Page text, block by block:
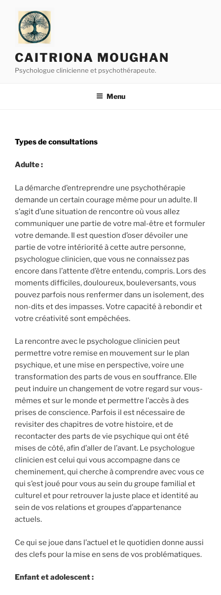
contenu
principal
CAITRIONA MOUGHAN
Psychologue clinicienne et psychothérapeute.
Menu
Types de consultations
Adulte :
La démarche d’entreprendre une psychothérapie
demande un certain courage même pour un adulte. Il
s’agit d’une situation de rencontre où vous allez
communiquer une partie de votre mal-être et formuler
votre demande. Il est question d’oser dévoiler une
partie de votre intériorité à cette autre personne,
psychologue clinicien, que vous ne connaissez pas
encore dans l’attente d’être entendu, compris. Lors des
moments difficiles, douloureux, bouleversants, vous
pouvez parfois nous renfermer dans un isolement, des
non-dits et des impasses. Votre capacité à rebondir et
votre créativité sont empêchées.
La rencontre avec le psychologue clinicien peut
permettre votre remise en mouvement sur le plan
psychique, et une mise en perspective, voire une
transformation des parts de vous en souffrance. Elle
peut induire un changement de votre regard sur vous-
mêmes et sur le monde et permettre l’accès à des
prises de conscience. Parfois il est nécessaire de
revisiter des chapitres de votre histoire, et de
recontacter des parts de vie psychique qui ont été
mises de côté, afin d’aller de l’avant. Le psychologue
clinicien est celui qui vous accompagne dans ce
cheminement, qui cherche à comprendre avec vous ce
qui s’est joué pour vous au sein du groupe familial et
culturel et pour retrouver la juste place et identité au
sein de vos relations et groupes d’appartenance
actuels.
Ce qui se joue dans l’actuel et le quotidien donne aussi
des clefs pour la mise en sens de vos problématiques.
Enfant et adolescent :